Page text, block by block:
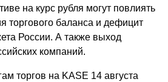
на курс рубля могут повлиять
торгового баланса и дефицит
России. А также выход
компаний.
торгов на KASE 14 августа